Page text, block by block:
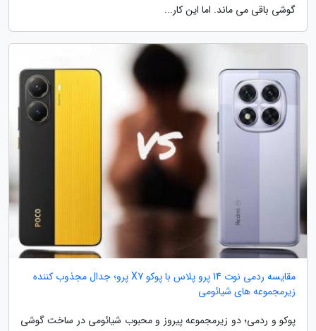
گوشی باقی می ماند. اما این کار...
مقایسه ردمی نوت 14 پرو پلاس با پوکو X7 پرو؛ جدال مجذوب کننده
زیرمجموعه های شیائومی
پوکو و ردمی؛ دو زیرمجموعه پیروز و محبوب شیائومی در ساخت گوشی